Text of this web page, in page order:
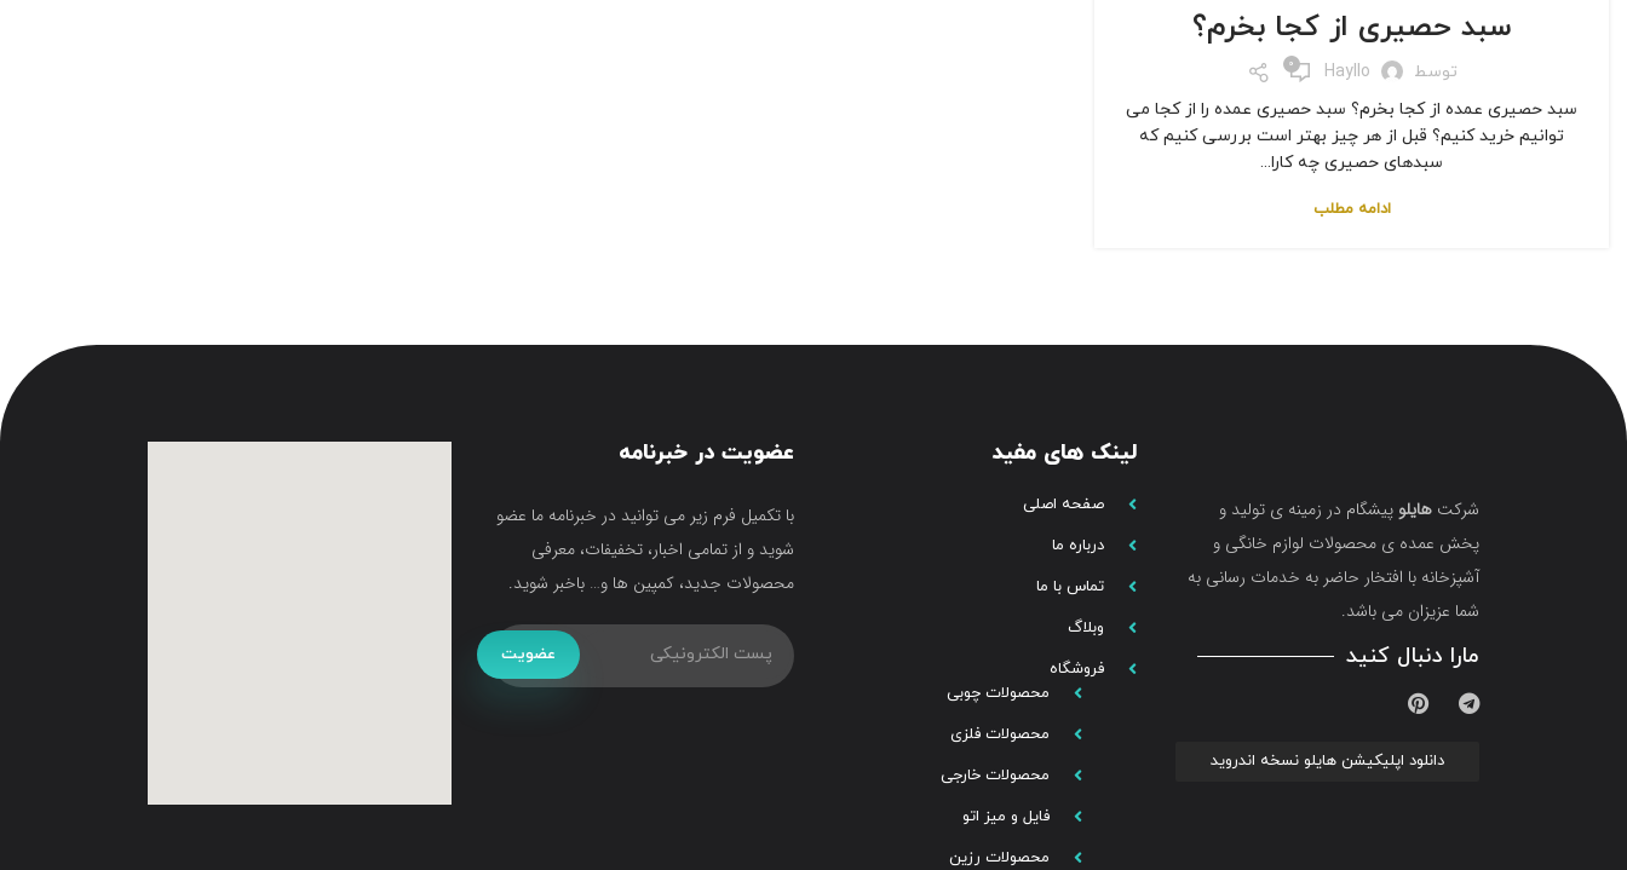
سبد حصیری از کجا بخرم؟
توسط Hayllo
0
سبد حصیری عمده از کجا بخرم؟ سبد حصیری عمده را از کجا می
توانیم خرید کنیم؟ قبل از هر چیز بهتر است بررسی کنیم که
سبدهای حصیری چه کارا...
ادامه مطلب
شرکت هایلو پیشگام در زمینه ی تولید و
پخش عمده ی محصولات لوازم خانگی و
آشپزخانه با افتخار حاضر به خدمات رسانی به
شما عزیزان می باشد.
مارا دنبال کنید
دانلود اپلیکیشن هایلو نسخه اندروید
لینک های مفید
صفحه اصلی
درباره ما
تماس با ما
وبلاگ
فروشگاه
محصولات چوبی
محصولات فلزی
محصولات خارجی
فایل و میز اتو
محصولات رزین
عضویت در خبرنامه
با تکمیل فرم زیر می توانید در خبرنامه ما عضو
شوید و از تمامی اخبار، تخفیفات، معرفی
محصولات جدید، کمپین ها و… باخبر شوید.
عضویت